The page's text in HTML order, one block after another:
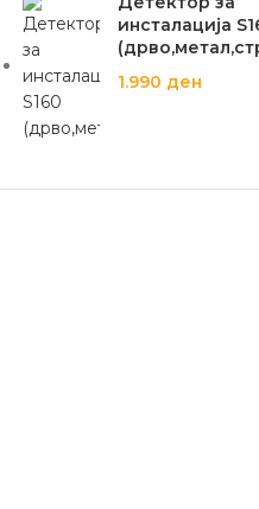
инсталација
1.990 ден